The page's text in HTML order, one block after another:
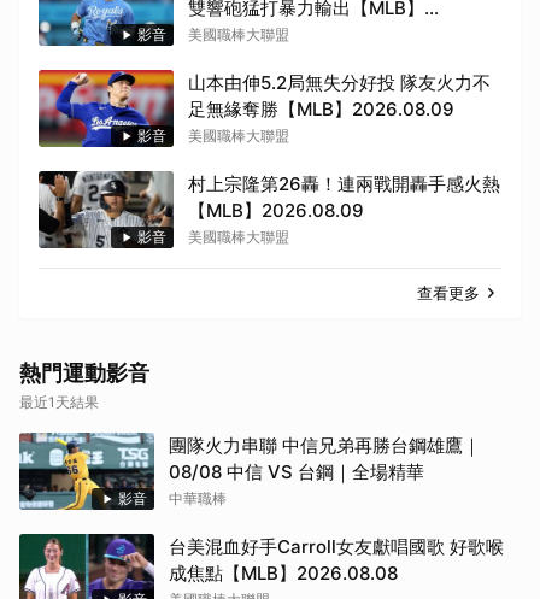
影音
雙響砲猛打暴力輸出【MLB】
2026.08.09
美國職棒大聯盟
影音
山本由伸5.2局無失分好投 隊友火力不
足無緣奪勝【MLB】2026.08.09
美國職棒大聯盟
影音
村上宗隆第26轟！連兩戰開轟手感火熱
【MLB】2026.08.09
美國職棒大聯盟
查看更多
熱門運動影音
最近1天結果
影音
團隊火力串聯 中信兄弟再勝台鋼雄鷹｜
08/08 中信 VS 台鋼｜全場精華
中華職棒
台美混血好手Carroll女友獻唱國歌 好歌喉
成焦點【MLB】2026.08.08